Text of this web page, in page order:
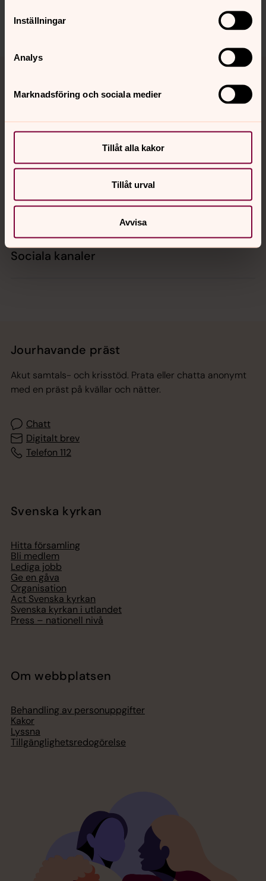
Inställningar
Analys
Marknadsföring och sociala medier
Tillåt alla kakor
Tillåt urval
Avvisa
Tillbaka till toppen
Tillbaka till innehållet
Kontakt
Kalender
Hitta snabbt
Sociala kanaler
Jourhavande präst
Akut samtals- och krisstöd. Prata eller chatta anonymt
med en präst på kvällar och nätter.
Chatt
Digitalt brev
Telefon 112
Svenska kyrkan
Hitta församling
Bli medlem
Lediga jobb
Ge en gåva
Organisation
Act Svenska kyrkan
Svenska kyrkan i utlandet
Press – nationell nivå
Om webbplatsen
Behandling av personuppgifter
Kakor
Lyssna
Tillgänglighetsredogörelse